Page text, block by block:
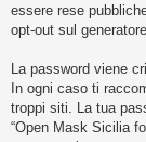
m
e
n
t
i
essere rese
opt-out sul
La password viene
In ogni caso ti
troppi siti. La tua
“Open Mask Sicilia